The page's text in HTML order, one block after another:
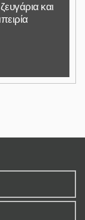
και